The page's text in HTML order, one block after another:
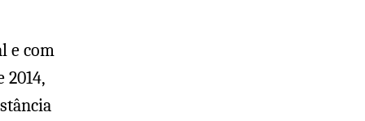
e com
2014,